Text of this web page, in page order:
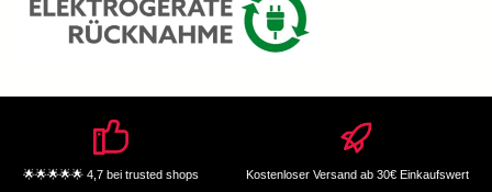
🌟🌟🌟🌟🌟 4,7 bei trusted shops Kostenloser Versand ab 30€ Einkaufswert